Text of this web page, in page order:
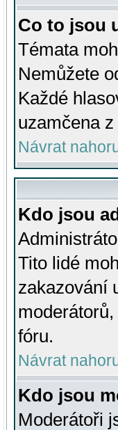
Co to jsou
Témata
Nemůžete
Každé
uzamčena
Návrat
Kdo jsou
Tito lidé
zakazování
fóru.
Návrat
Kdo jsou
Moderátoři